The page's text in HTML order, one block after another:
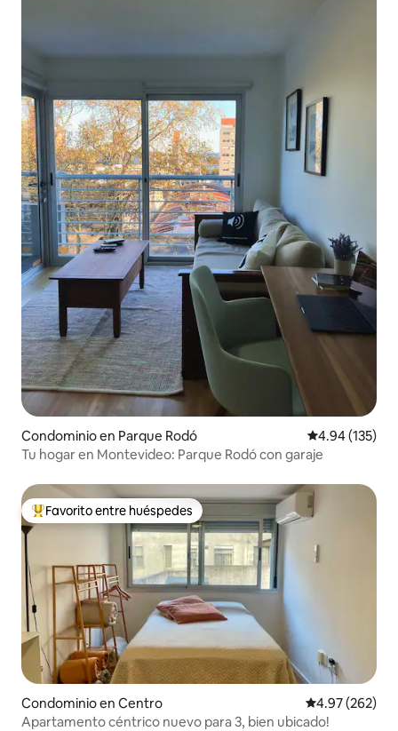
Condominio en Parque Rodó Calificación
4.94 (135)
Tu hogar en Montevideo: Parque Rodó con garaje
De los mejores en Favorito entre huéspedes
Favorito entre huéspedes
Condominio en Centro Calificación
4.97 (262)
Apartamento céntrico nuevo para 3, bien ubicado!